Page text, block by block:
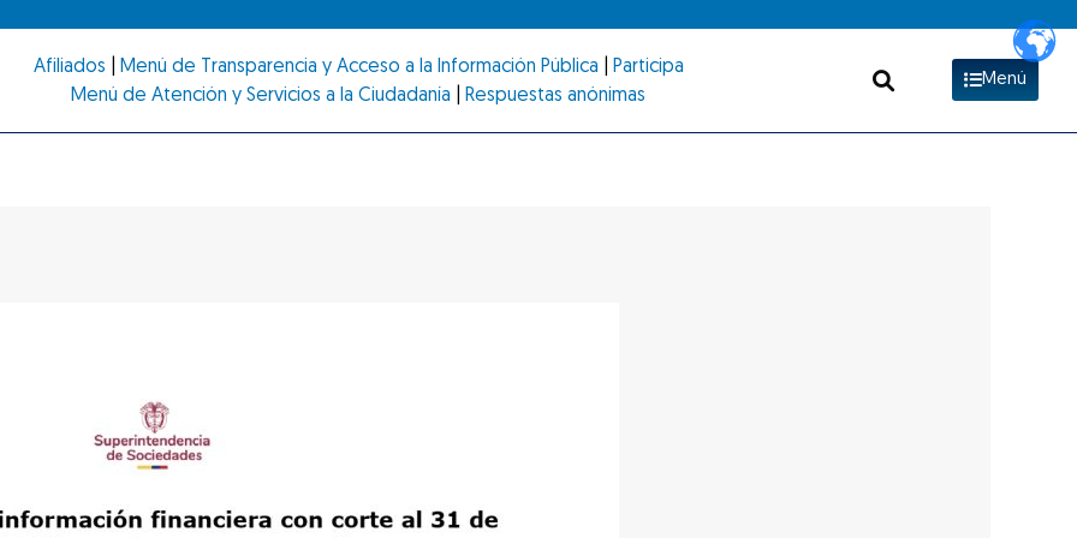
Afiliados Menú de Transparencia y Acceso a la Información Pública
Participa
Menú de Atención y Servicios a la Ciudadanía
Respuestas anónimas
Menú